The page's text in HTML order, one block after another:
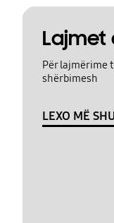
Lajmet
Për lajmërime
shërbimesh
LEXO MË